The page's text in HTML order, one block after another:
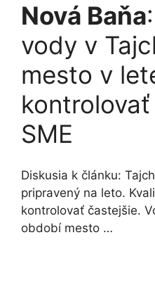
Nová Baňa
vody v
mesto v
kontrolovať
SME
Diskusia k článku:
pripravený na leto.
kontrolovať častejšie.
období mesto …